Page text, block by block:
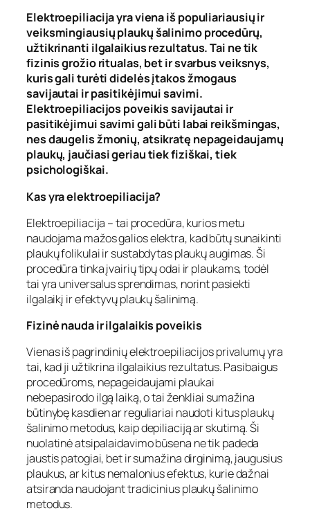
Elektroepiliacija yra viena iš populiariausių ir
veiksmingiausių plaukų šalinimo procedūrų,
užtikrinanti ilgalaikius rezultatus. Tai ne tik
fizinis grožio ritualas, bet ir svarbus veiksnys,
kuris gali turėti didelės įtakos žmogaus
savijautai ir pasitikėjimui savimi.
Elektroepiliacijos poveikis savijautai ir
pasitikėjimui savimi gali būti labai reikšmingas,
nes daugelis žmonių, atsikratę nepageidaujamų
plaukų, jaučiasi geriau tiek fiziškai, tiek
psichologiškai.
Kas yra elektroepiliacija?
Elektroepiliacija – tai procedūra, kurios metu
naudojama mažos galios elektra, kad būtų sunaikinti
plaukų folikulai ir sustabdytas plaukų augimas. Ši
procedūra tinka įvairių tipų odai ir plaukams, todėl
tai yra universalus sprendimas, norint pasiekti
ilgalaikį ir efektyvų plaukų šalinimą.
Fizinė nauda ir ilgalaikis poveikis
Vienas iš pagrindinių elektroepiliacijos privalumų yra
tai, kad ji užtikrina ilgalaikius rezultatus. Pasibaigus
procedūroms, nepageidaujami plaukai
nebepasirodo ilgą laiką, o tai ženkliai sumažina
būtinybę kasdien ar reguliariai naudoti kitus plaukų
šalinimo metodus, kaip depiliaciją ar skutimą. Ši
nuolatinė atsipalaidavimo būsena ne tik padeda
jaustis patogiai, bet ir sumažina dirginimą, įaugusius
plaukus, ar kitus nemalonius efektus, kurie dažnai
atsiranda naudojant tradicinius plaukų šalinimo
metodus.